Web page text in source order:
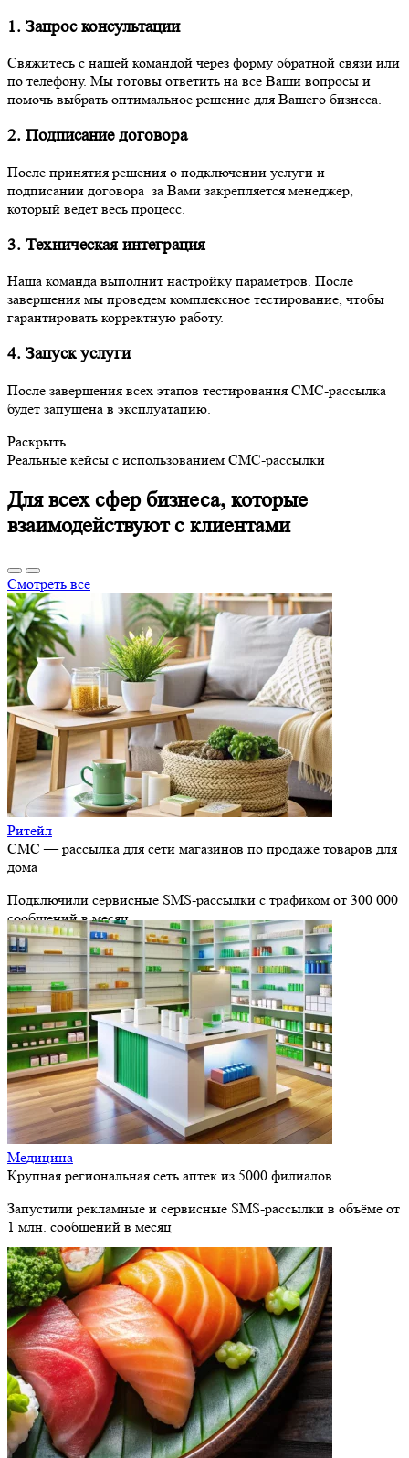
1. Запрос консультации
Свяжитесь с нашей командой через форму обратной связи или
по телефону. Мы готовы ответить на все Ваши вопросы и
помочь выбрать оптимальное решение для Вашего бизнеса.
2. Подписание договора
После принятия решения о подключении услуги и
подписании договора за Вами закрепляется менеджер,
который ведет весь процесс.
3. Техническая интеграция
Наша команда выполнит настройку параметров. После
завершения мы проведем комплексное тестирование, чтобы
гарантировать корректную работу.
4. Запуск услуги
После завершения всех этапов тестирования СМС-рассылка
будет запущена в эксплуатацию.
Раскрыть
Реальные кейсы с использованием СМС-рассылки
Для всех сфер бизнеса, которые
взаимодействуют с клиентами
Смотреть все
Ритейл
СМС — рассылка для сети магазинов по продаже товаров для
дома
Подключили сервисные SMS-рассылки с трафиком от 300 000
сообщений в месяц
Медицина
Крупная региональная сеть аптек из 5000 филиалов
Запустили рекламные и сервисные SMS-рассылки в объёме от
1 млн. сообщений в месяц